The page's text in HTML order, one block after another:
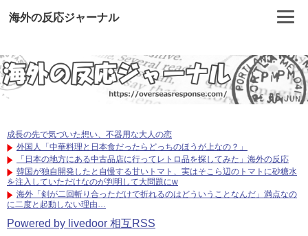
海外の反応ジャーナル
成長の先で気づいた想い、不器用な大人の恋
外国人「中華料理と日本食だったらどっちのほうが上なの？」
「日本の地方にある中古品店に行ってレトロ品を探してみた」海外の反応
韓国が独自開発したと自慢する甘いトマト、実はそこら辺のトマトに砂糖水
を注入していただけなのが判明して大問題にw
海外「剣が二回斬り合っただけで折れるのはどういうことなんだ」満点なの
に二度と起動しない理由…
Powered by livedoor 相互RSS